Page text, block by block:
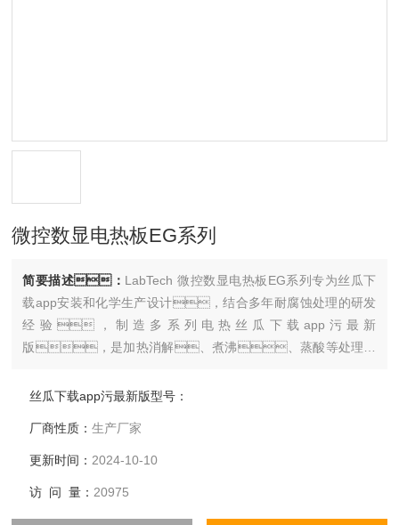
微控数显电热板EG系列
简要描述： LabTech 微控数显电热板EG系列专为丝瓜下
载app安装和化学生产设计，结合多年耐腐蚀处理的研发
经验，制造多系列电热丝瓜下载app污最新
版，是加热消解、煮沸、蒸酸等处理的
丝瓜下载app污最新版型号：
厂商性质：生产厂家
更新时间： 2024-10-10
访 问 量： 20975